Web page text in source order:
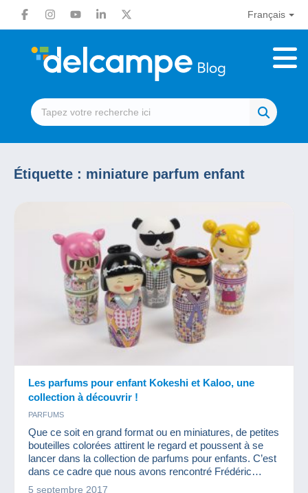
Français
Étiquette : miniature parfum enfant
Les parfums pour enfant Kokeshi et Kaloo, une
collection à découvrir !
PARFUMS
Que ce soit en grand format ou en miniatures, de petites
bouteilles colorées attirent le regard et poussent à se
lancer dans la collection de parfums pour enfants. C’est
dans ce cadre que nous avons rencontré Frédéric
Beaulieu de Millennium Fragrances, la société qu’il a
5 septembre 2017